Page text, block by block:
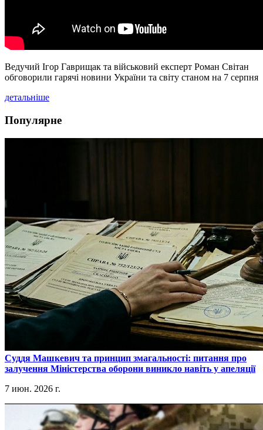
Ведучий Ігор Гаврищак та військовий експерт Роман Світан
обговорили гарячі новини України та світу станом на 7 серпня
детальніше
Популярне
​Суддя Машкевич та принцип змагальності: питання про
залучення Міністерства оборони виникло навіть у апеляції
7 июн. 2026 г.